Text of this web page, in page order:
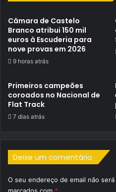
Câmara de Castelo
Branco atribui 150 mil
euros à Escuderia para
nove provas em 2026
9 horas atrás
Primeiros campeões
coroados no Nacional de
Flat Track
7 dias atrás
Deixe um comentário
O seu endereço de email não